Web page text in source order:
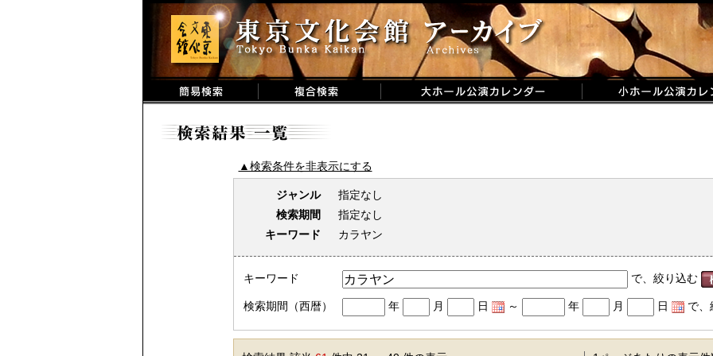
▲検索条件を非表示にする
ジャンル
指定なし
検索期間
指定なし
キーワード
カラヤン
キーワード で、絞り込む
検索期間（西暦） 年 月 日 ～ 年 月 日 で